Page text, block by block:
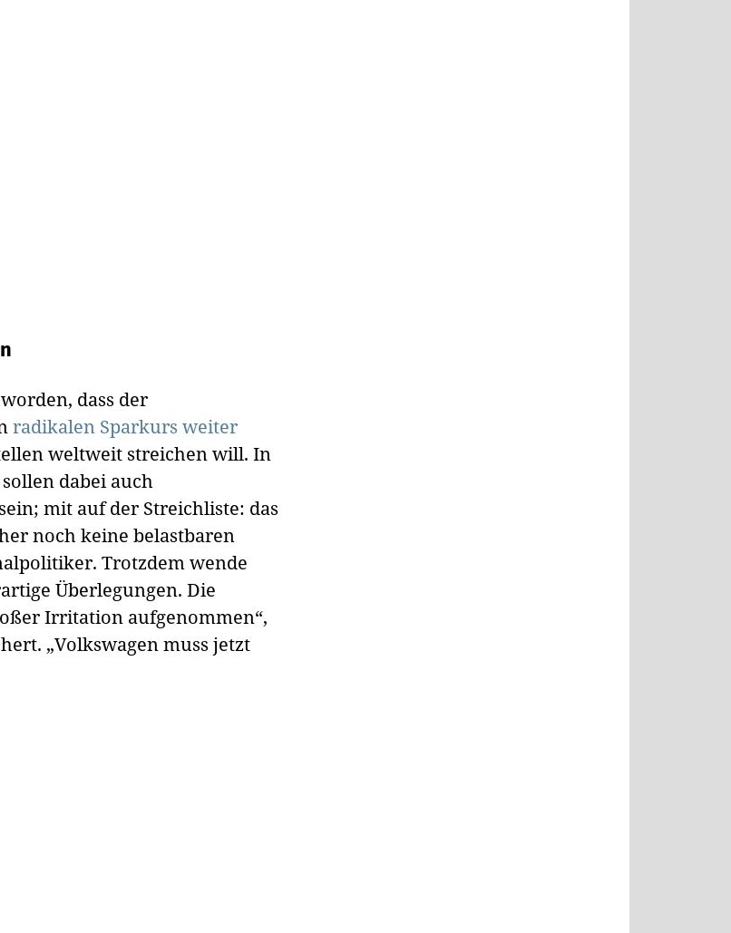
dass der
radikalen Sparkurs weiter
weltweit streichen will. In
dabei auch
mit auf der Streichliste: das
noch keine belastbaren
Trotzdem wende
Überlegungen. Die
Irritation aufgenommen“,
„Volkswagen muss jetzt